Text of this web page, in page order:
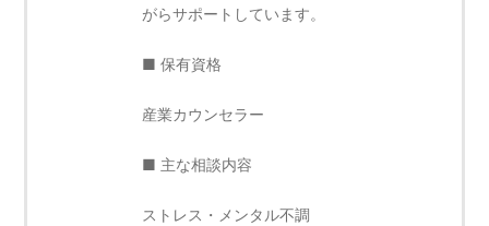
がらサポートしています。
■ 保有資格
産業カウンセラー
■ 主な相談内容
ストレス・メンタル不調